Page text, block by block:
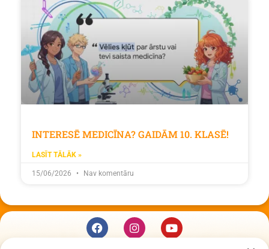
INTERESĒ MEDICĪNA? GAIDĀM 10. KLASĒ!
LASĪT TĀLĀK »
15/06/2026 Nav komentāru